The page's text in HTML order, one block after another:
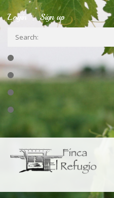
Skip to main content
Login Sign up